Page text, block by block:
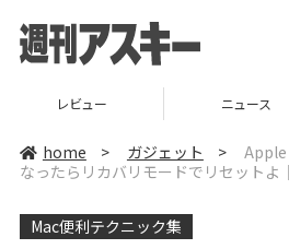
レビュー ニュース
home > ガジェット >
Apple
なったらリカバリモードでリセットよ
Mac便利テクニック集